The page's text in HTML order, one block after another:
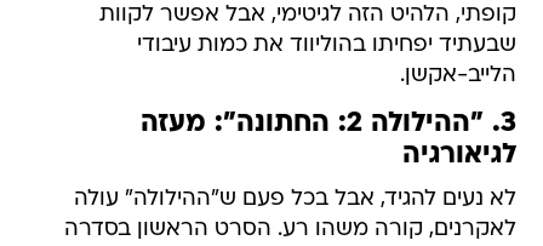
קופתי, הלהיט הזה לגיטימי, אבל אפשר לקוות
שבעתיד יפחיתו בהוליווד את כמות עיבודי
הלייב-אקשן.
3. "ההילולה 2: החתונה": מעזה
לגיאורגיה
לא נעים להגיד, אבל בכל פעם ש"ההילולה" עולה
לאקרנים, קורה משהו רע. הסרט הראשון בסדרה